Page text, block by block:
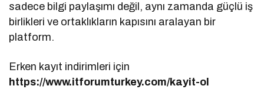
sadece bilgi paylaşımı değil, aynı zamanda güçlü iş
birlikleri ve ortaklıkların kapısını aralayan bir
platform.
Erken kayıt indirimleri için
https://www.itforumturkey.com/kayit-ol